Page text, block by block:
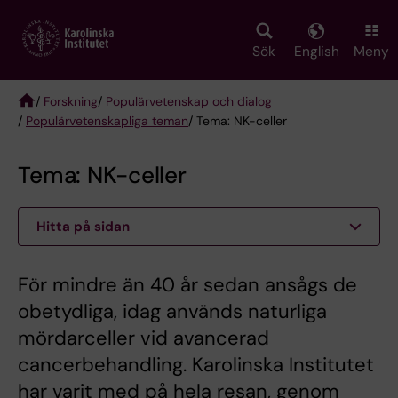
main
Sök English Meny
Breadcrumb
/ Forskning/ Populärvetenskap och dialog
/ Populärvetenskapliga teman/ Tema: NK-celler
Tema: NK-celler
Hitta på sidan
​​​​​​​För mindre än 40 år sedan ansågs de
obetydliga, idag används naturliga
mördarceller vid avancerad
cancerbehandling. Karolinska Institutet
har varit med på hela resan, genom